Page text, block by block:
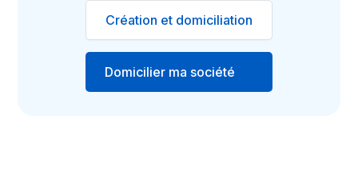
Domicilier ma société
Création et domiciliation